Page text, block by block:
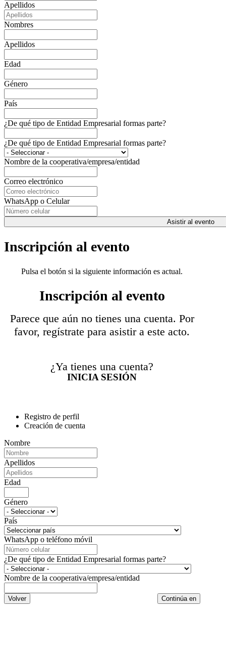
Apellidos
Nombres
Apellidos
Edad
Género
País
¿De qué tipo de Entidad Empresarial formas parte?
¿De qué tipo de Entidad Empresarial formas parte?
Nombre de la cooperativa/empresa/entidad
Correo electrónico
WhatsApp o Celular
Asistir al evento
Inscripción al evento
Pulsa el botón si la siguiente información es actual.
Inscripción al evento
Parece que aún no tienes una cuenta. Por
favor, regístrate para asistir a este acto.
¿Ya tienes una cuenta?
INICIA SESIÓN
Registro de perfil
Creación de cuenta
Nombre
Apellidos
Edad
Género
País
WhatsApp o teléfono móvil
¿De qué tipo de Entidad Empresarial formas parte?
Nombre de la cooperativa/empresa/entidad
Volver Continúa en